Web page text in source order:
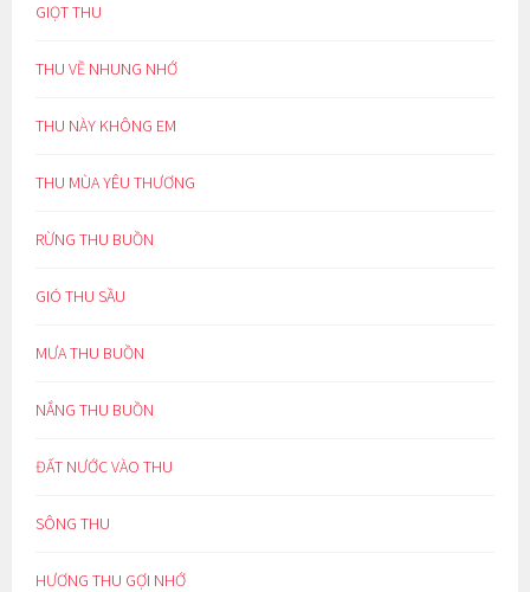
GIỌT THU
THU VỀ NHUNG NHỚ
THU NÀY KHÔNG EM
THU MÙA YÊU THƯƠNG
RỪNG THU BUỒN
GIÓ THU SẦU
MƯA THU BUỒN
NẮNG THU BUỒN
ĐẤT NƯỚC VÀO THU
SÔNG THU
HƯƠNG THU GỢI NHỚ